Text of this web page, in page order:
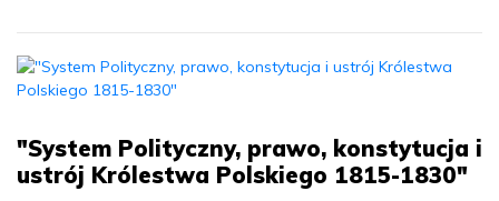
"System Polityczny, prawo, konstytucja i
ustrój Królestwa Polskiego 1815-1830"